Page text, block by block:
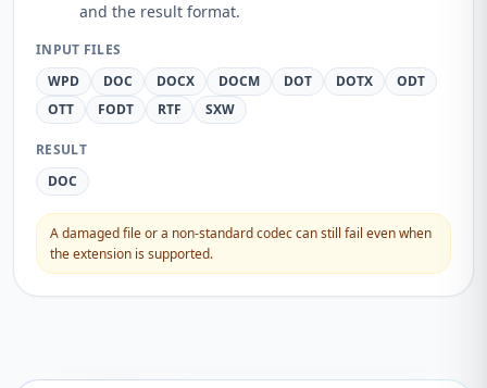
and the result format.
INPUT FILES
WPD
DOC DOCX DOCM DOT DOTX
ODT
OTT
FODT RTF SXW
RESULT
DOC
A damaged file or a non-standard codec can still fail even when
the extension is supported.